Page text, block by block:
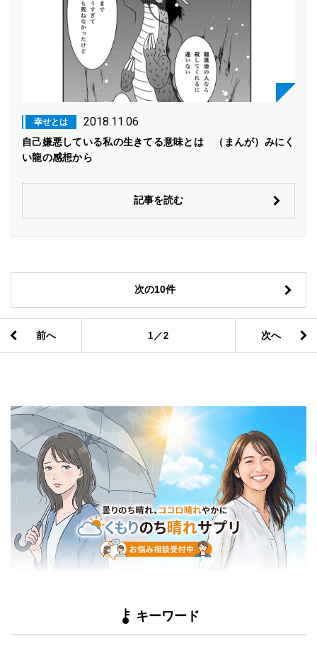
幸せとは 2018.11.06
自己嫌悪している私の生きてる意味とは （まんが）みにく
い龍の感想から
記事を読む
次の10件
前へ 1／2 次へ
キーワード